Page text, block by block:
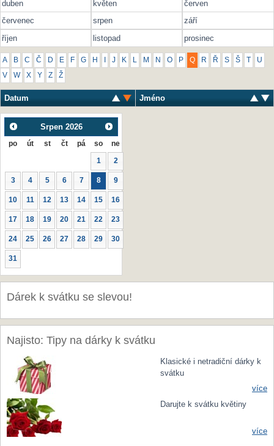
duben
květen
červen
červenec
srpen
září
říjen
listopad prosinec
A B C Č D E F G H J K L M N O P Q R Ř S Š U
V W X Y Z Ž
Datum Jméno
Srpen 2026
po út st čt pá so ne
1 2
3 4 5 6 7 8 9
10 11 12 13 14 15 16
17 18 19 20 21 22 23
24 25 26 27 28 29 30
31
Dárek k svátku se slevou!
Najisto: Tipy na dárky k svátku
Klasické i netradiční dárky k
svátku
více
Darujte k svátku květiny
více